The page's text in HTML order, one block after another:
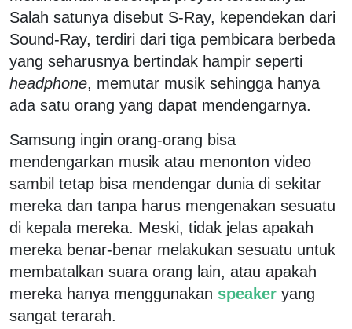
Salah satunya disebut S-Ray, kependekan dari
Sound-Ray, terdiri dari tiga pembicara berbeda
yang seharusnya bertindak hampir seperti
headphone, memutar musik sehingga hanya
ada satu orang yang dapat mendengarnya.
Samsung ingin orang-orang bisa
mendengarkan musik atau menonton video
sambil tetap bisa mendengar dunia di sekitar
mereka dan tanpa harus mengenakan sesuatu
di kepala mereka. Meski, tidak jelas apakah
mereka benar-benar melakukan sesuatu untuk
membatalkan suara orang lain, atau apakah
mereka hanya menggunakan speaker yang
sangat terarah.